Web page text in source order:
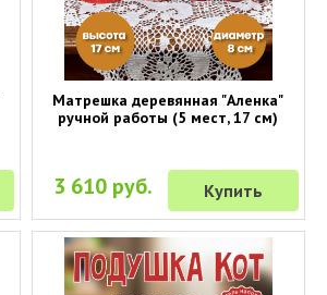
Матрешка деревянная "Аленка"
ручной работы (5 мест, 17 см)
3 610 руб. Купить